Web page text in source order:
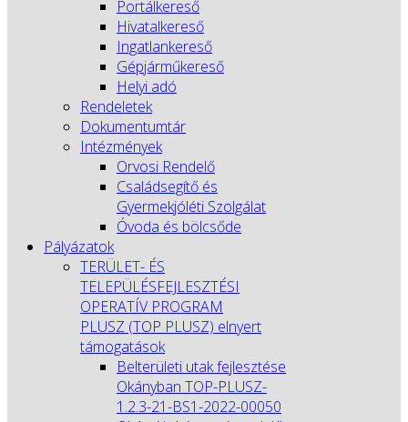
Portálkereső
Hivatalkereső
Ingatlankereső
Gépjárműkereső
Helyi adó
Rendeletek
Dokumentumtár
Intézmények
Orvosi Rendelő
Családsegítő és
Gyermekjóléti Szolgálat
Óvoda és bölcsőde
Pályázatok
TERÜLET- ÉS
TELEPÜLÉSFEJLESZTÉSI
OPERATÍV PROGRAM
PLUSZ (TOP PLUSZ) elnyert
támogatások
Belterületi utak fejlesztése
Okányban TOP-PLUSZ-
1.2.3-21-BS1-2022-00050